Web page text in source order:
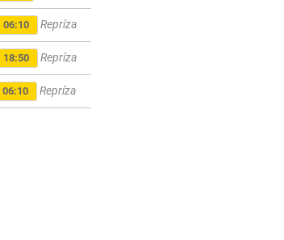
06:10 Repríza
18:50 Repríza
06:10 Repríza